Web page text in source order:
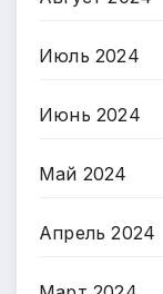
Июль 2024
Июнь 2024
Май 2024
Апрель 2024